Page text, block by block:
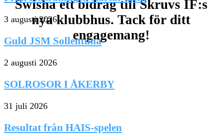
3 augusti 2026
Guld JSM Sollentuna
2 augusti 2026
SOLROSOR I ÅKERBY
31 juli 2026
Resultat från HAIS-spelen
Swisha ett bidrag till Skruvs IF:s
nya klubbhus. Tack för ditt
engagemang!